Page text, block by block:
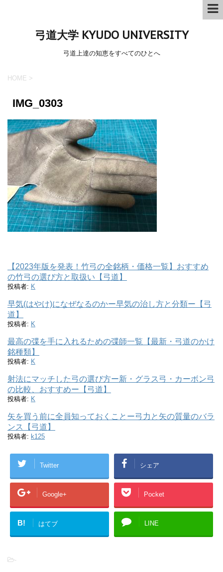
弓道大学 KYUDO UNIVERSITY
弓道上達の知恵をすべてのひとへ
HOME >
IMG_0303
【2023年版を発表！竹弓の全銘柄・価格一覧】おすすめ
の竹弓の選び方と取扱い【弓道】
投稿者: K
早気(はやけ)になぜなるのかー早気の治し方と分類ー【弓
道】
投稿者: K
最高の弽を手に入れるための弽師一覧【最新・弓道のかけ
銘種類】
投稿者: K
射法にマッチした弓の選び方ー新・グラス弓・カーボン弓
の比較、おすすめー【弓道】
投稿者: K
矢を買う前に全員知っておくことー弓力と矢の質量のバラ
ンス【弓道】
投稿者: k125
Twitter シェア
Google+ Pocket
B! はてブ LINE
-